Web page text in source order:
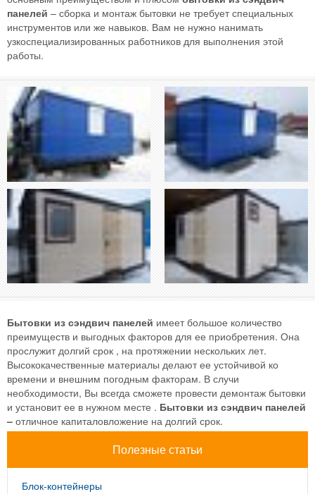
панелей – сборка и монтаж бытовки не требует специальных
инструментов или же навыков. Вам не нужно нанимать
узкоспециализированных работников для выполнения этой
работы.
Бытовки из сэндвич панелей имеет большое количество
преимуществ и выгодных факторов для ее приобретения. Она
прослужит долгий срок , на протяжении нескольких лет.
Высококачественные материалы делают ее устойчивой ко
времени и внешним погодным факторам. В случи
необходимости, Вы всегда сможете провести демонтаж бытовки
и установит ее в нужном месте . Бытовки из сэндвич панелей
– отличное капиталовложение на долгий срок.
Полезные статьи
Блок-контейнеры